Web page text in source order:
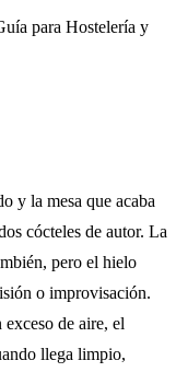
y la mesa que acaba
cócteles de autor. La
pero el hielo
o improvisación.
de aire, el
llega limpio,